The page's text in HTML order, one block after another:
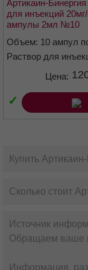
Код АТХ
N01BB08
Артикаин является
Артикаин
мембране
проводимости
Артикаин-
для инъекций
ампулы 2мл №10
Объем: 10 ампул
Раствор для
Цена:
✓
Купить
Сколько стоит
Источник
Обращаем ваше
Информация,